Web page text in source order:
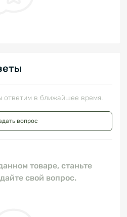
ответим в ближайшее время.
вопрос
товаре, станьте
свой вопрос.